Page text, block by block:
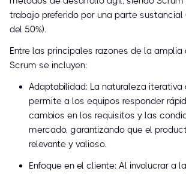
trabajo preferido por una parte sustancial
del 50%).
Entre las principales razones de la
Scrum se incluyen:
Adaptabilidad: La naturaleza iterativa
permite a los equipos responder
cambios en los requisitos y las
mercado, garantizando que el
relevante y valioso.
Enfoque en el cliente: Al involucrar a